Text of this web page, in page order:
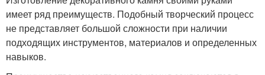
имеет ряд преимуществ. Подобный творческий процесс
не представляет большой сложности при наличии
подходящих инструментов, материалов и определенных
навыков.